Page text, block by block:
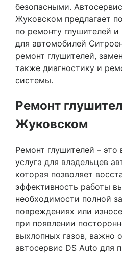
безопасными.
Жуковском предлагает
по ремонту глушителей
для автомобилей
ремонт глушителей,
также диагностику и
системы.
Ремонт
Жуковском
Ремонт глушителей – это
услуга для владельцев
которая позволяет
эффективность работы
необходимости полной
повреждениях или
при появлении
выхлопных газов, важно
автосервис DS Auto для